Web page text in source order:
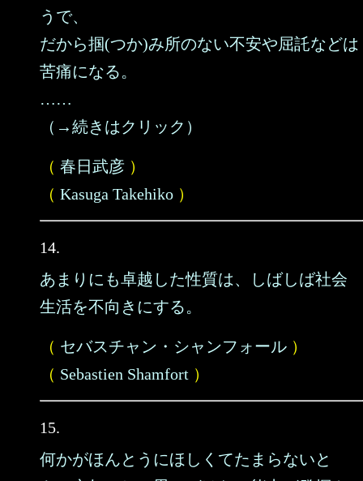
うで、
だから掴(つか)み所のない不安や屈託などは
苦痛になる。
……
（→続きはクリック）
（ 春日武彦 ）
（ Kasuga Takehiko ）
14.
あまりにも卓越した性質は、しばしば社会
生活を不向きにする。
（ セバスチャン・シャンフォール ）
（ Sebastien Shamfort ）
15.
何かがほんとうにほしくてたまらないと